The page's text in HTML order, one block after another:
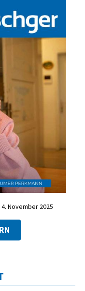
November 2025